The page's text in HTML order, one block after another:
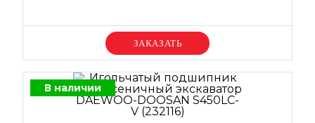
Уточняйте цену
В наличии